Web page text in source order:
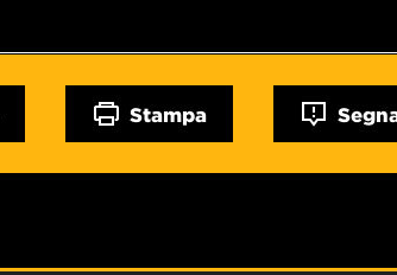
Stampa